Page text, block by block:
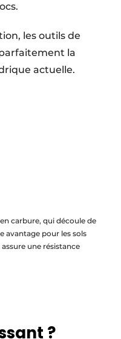
les outils de
la
actuelle.
carbure, qui découle de
avantage pour les sols
une résistance
?